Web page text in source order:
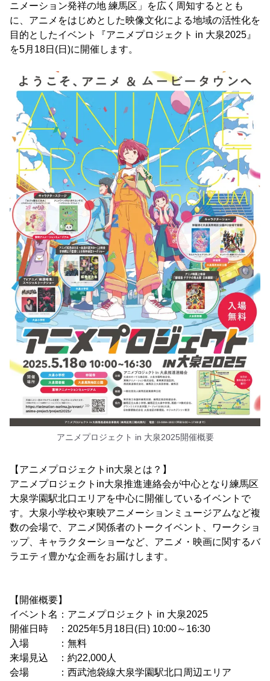
ニメーション発祥の地 練馬区」を広く周知するととも
に、アニメをはじめとした映像文化による地域の活性化を
目的としたイベント『アニメプロジェクト in 大泉2025』
を5月18日(日)に開催します。
アニメプロジェクト in 大泉2025開催概要
【アニメプロジェクトin大泉とは？】
アニメプロジェクトin大泉推進連絡会が中心となり練馬区
大泉学園駅北口エリアを中心に開催しているイベントで
す。大泉小学校や東映アニメーションミュージアムなど複
数の会場で、アニメ関係者のトークイベント、ワークショ
ップ、キャラクターショーなど、アニメ・映画に関するバ
ラエティ豊かな企画をお届けします。
【開催概要】
イベント名：アニメプロジェクト in 大泉2025
開催日時 ：2025年5月18日(日) 10:00～16:30
入場 ：無料
来場見込 ：約22,000人
会場 ：西武池袋線大泉学園駅北口周辺エリア